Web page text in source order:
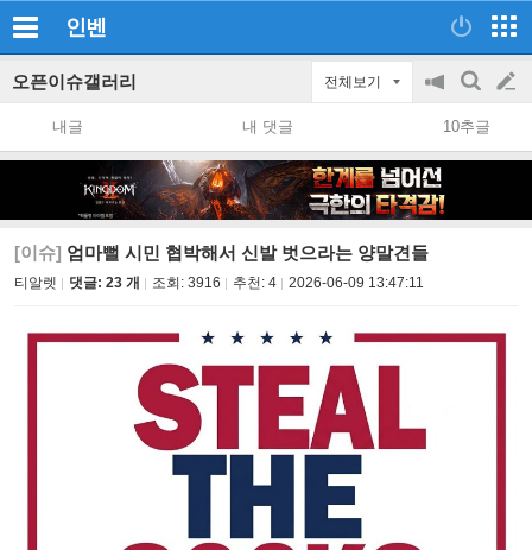
인벤
오픈이슈갤러리 전체보기
공
지
on/off
검
색
글
쓰
내글 내 댓글 10추글
[이슈] 엄마뻘 시민 협박해서 신발 벗으라는 양말견들
티알렛 댓글: 23 개 조회: 3916 추천: 4 2026-06-09 13:47:11